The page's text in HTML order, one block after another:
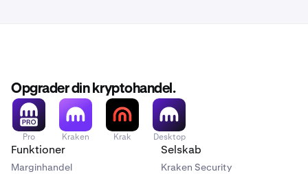
Opgrader din kryptohandel.
Pro Kraken Krak Desktop
Funktioner
Marginhandel
Selskab
Kraken Security